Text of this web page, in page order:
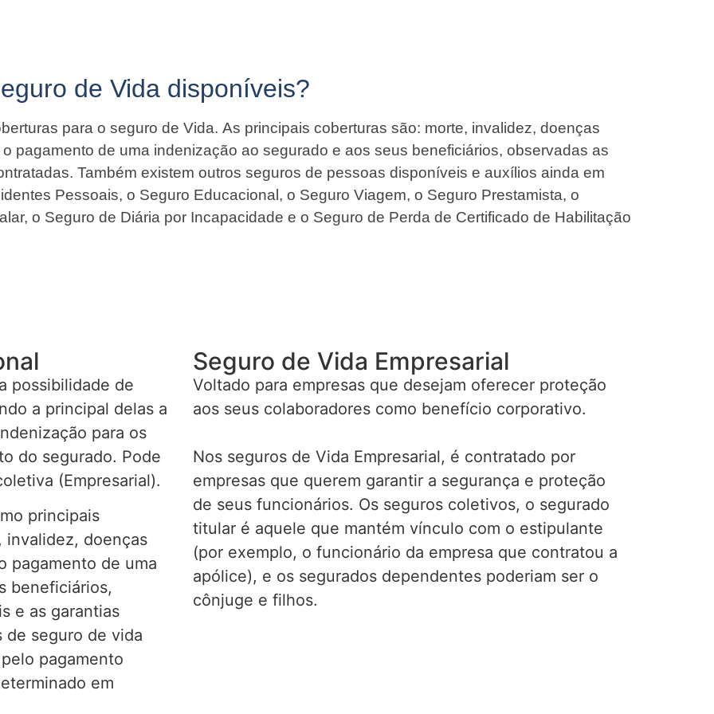
de Vida disponíveis?
para o seguro de Vida. As principais coberturas são: morte, invalidez, doenças
pagamento de uma indenização ao segurado e aos seus beneficiários, observadas as
Também existem outros seguros de pessoas disponíveis e auxílios ainda em
Pessoais, o Seguro Educacional, o Seguro Viagem, o Seguro Prestamista, o
o Seguro de Diária por Incapacidade e o Seguro de Perda de Certificado de Habilitação
possibilidade de
a principal delas a
para os
do segurado. Pode
(Empresarial).
principais
doenças
pagamento de uma
beneficiários,
e as garantias
de seguro de vida
pagamento
em
Seguro de Vida Empresarial
Voltado para empresas que desejam oferecer proteção
aos seus colaboradores como benefício corporativo.
Nos seguros de Vida Empresarial, é contratado por
empresas que querem garantir a segurança e proteção
de seus funcionários. Os seguros coletivos, o segurado
titular é aquele que mantém vínculo com o estipulante
(por exemplo, o funcionário da empresa que contratou a
apólice), e os segurados dependentes poderiam ser o
cônjuge e filhos.